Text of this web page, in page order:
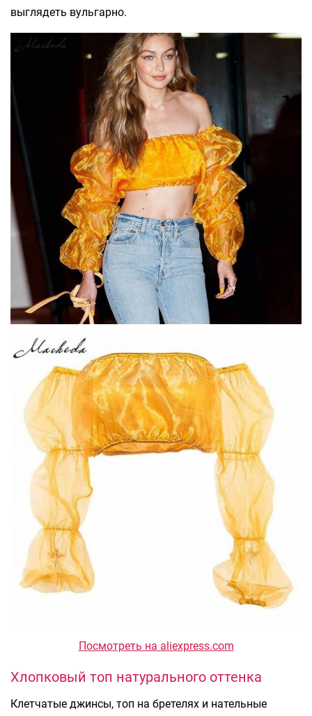
выглядеть вульгарно.
Посмотреть на aliexpress.com
Хлопковый топ натурального оттенка
Клетчатые джинсы, топ на бретелях и нательные